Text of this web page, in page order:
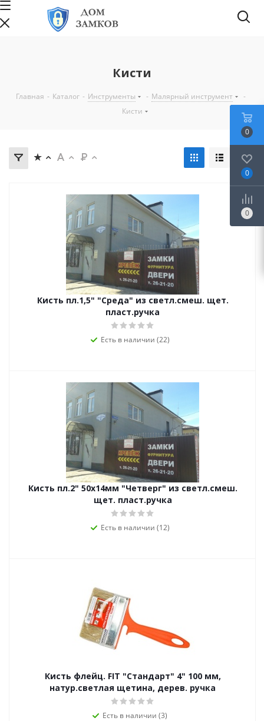
Кисти
Главная - Каталог - Инструменты - Малярный инструмент
-
Кисти
Кисть пл.1,5" "Среда" из светл.смеш. щет.
пласт.ручка
Есть в наличии (22)
Кисть пл.2" 50х14мм "Четверг" из светл.смеш.
щет. пласт.ручка
Есть в наличии (12)
Кисть флейц. FIT "Стандарт" 4" 100 мм,
натур.светлая щетина, дерев. ручка
Есть в наличии (3)
0
0
0